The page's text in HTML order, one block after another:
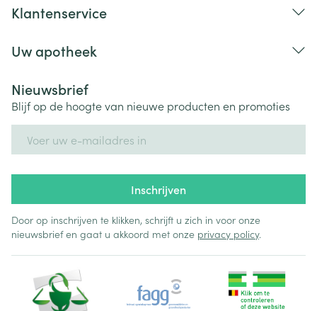
verminderde of verhoogde activiteiten, problemen
met het slaappatroon en dingen zien of horen die er
niet zijn (hallucinaties)
stemstoornissen
leveraandoeningen of leverfunctiestoornissen die in
een bloedtest kunnen worden gezien
spierzwakte
nierstoornissen
maaglast
rode en schilferende huid (exfoliatieve dermatitis)
uw hartslag voelen, versnelde hartslag
Klantenservice
Uw apotheek
Nieuwsbrief
Blijf op de hoogte van nieuwe producten en promoties
Inschrijven
Door op inschrijven te klikken, schrijft u zich in voor onze
nieuwsbrief en gaat u akkoord met onze privacy policy.